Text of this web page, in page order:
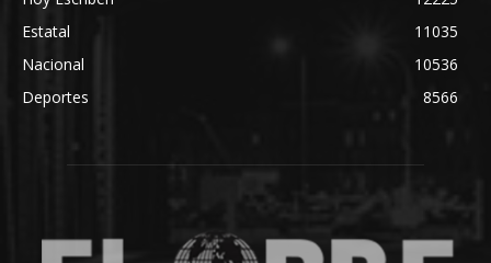
Estatal
11035
Nacional
10536
Deportes
8566